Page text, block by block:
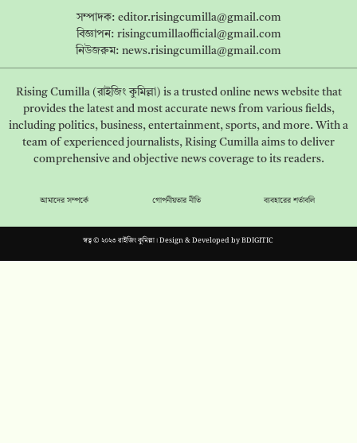
সম্পাদক: editor.risingcumilla@gmail.com
বিজ্ঞাপন: risingcumillaofficial@gmail.com
নিউজরুম: news.risingcumilla@gmail.com
Rising Cumilla (রাইজিং কুমিল্লা) is a trusted online news website that
provides the latest and most accurate news from various fields,
including politics, business, entertainment, sports, and more. With a
team of experienced journalists, Rising Cumilla aims to deliver
comprehensive and objective news coverage to its readers.
আমাদের সম্পর্কে গোপনীয়তার নীতি ব্যবহারের শর্তাবলি
স্বত্ব © ২০২৩ রাইজিং কুমিল্লা। Design & Developed byBDIGITIC